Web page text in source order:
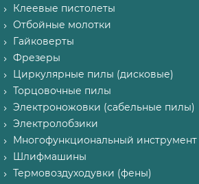
Клеевые пистолеты
Отбойные молотки
Гайковерты
Фрезеры
Циркулярные пилы (дисковые)
Торцовочные пилы
Электроножовки (сабельные пилы)
Электролобзики
Многофункциональный инструмент
Шлифмашины
Термовоздуходувки (фены)